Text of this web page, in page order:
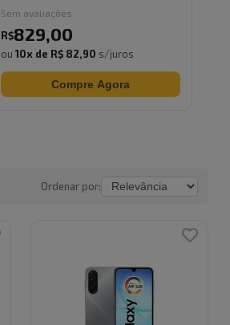
Sem avaliações
R$829,00
ou 10x de R$ 82,90 s/juros
Compre Agora
Ordenar por: